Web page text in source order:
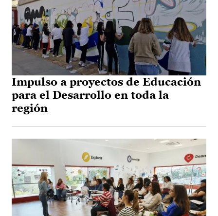
Impulso a proyectos de Educación
para el Desarrollo en toda la
región